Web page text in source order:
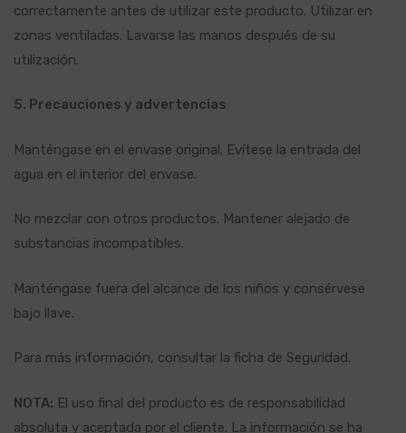
correctamente antes de utilizar este producto. Utilizar en
zonas ventiladas. Lavarse las manos después de su
utilización.
5. Precauciones y advertencias
Manténgase en el envase original. Evítese la entrada del
agua en el interior del envase.
No mezclar con otros productos. Mantener alejado de
substancias incompatibles.
Manténgase fuera del alcance de los niños y consérvese
bajo llave.
Para más información, consultar la ficha de Seguridad.
NOTA: El uso final del producto es de responsabilidad
absoluta y aceptada por el cliente. La información se ha